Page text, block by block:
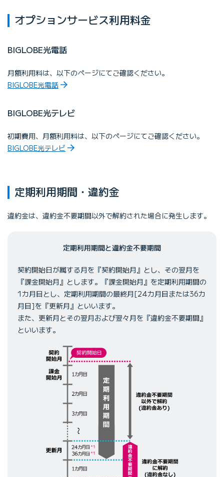
オプションサービス利用料金
BIGLOBE光電話
月額利用料は、以下のページにてご確認ください。
BIGLOBE光電話
BIGLOBE光テレビ
初期費用、月額利用料は、以下のページにてご確認ください。
BIGLOBE光テレビ
定期利用期間・違約金
違約金は、違約金不要期間以外で解約された場合に発生します。
定期利用期間と違約金不要期間
契約開始日が属する月を『契約開始月』とし、その翌月を
『課金開始月』とします。『課金開始月』を定期利用期間の
1カ月目とし、定期利用期間の最終月[24カ月目または36カ
月目]を『更新月』といいます。
また、更新月とその翌月および翌々月を『違約金不要期間』
といいます。